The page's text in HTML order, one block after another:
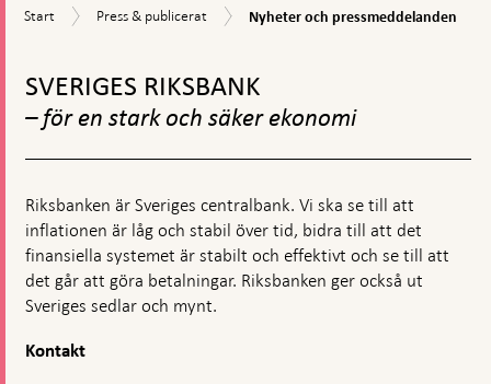
Start
Start
Press
Press & publicerat
Nyheter
och
Nyheter och pressmeddelanden
toppnavigation
SVERIGES RIKSBANK
– för en stark och säker ekonomi
Riksbanken är Sveriges centralbank. Vi ska se till att
inflationen är låg och stabil över tid, bidra till att det
finansiella systemet är stabilt och effektivt och se till att
det går att göra betalningar. Riksbanken ger också ut
Sveriges sedlar och mynt.
Kontakt